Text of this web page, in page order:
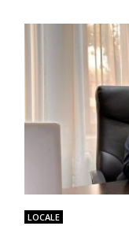
LOCALE